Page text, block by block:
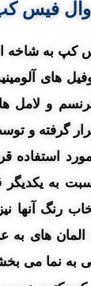
فیس
کپ به شاخه
های
و لامل
گرفته و
استفاده
رنگ
به نما می